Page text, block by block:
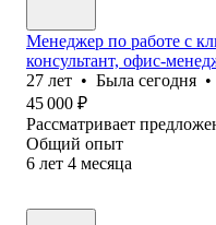
Менеджер по работе с
консультант, офис-
27 лет • Была сегодня •
45 000 ₽
Рассматривает
Общий опыт
6 лет 4 месяца